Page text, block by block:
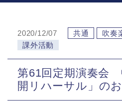
2020/12/07 共通 吹奏
課外活動
第61回定期演奏会
開リハーサル」の